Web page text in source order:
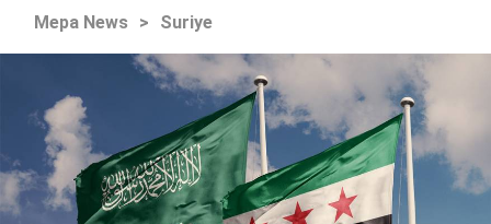
Mepa News > Suriye